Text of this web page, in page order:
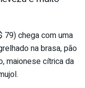
79) chega com uma
na brasa, pão
maionese cítrica da